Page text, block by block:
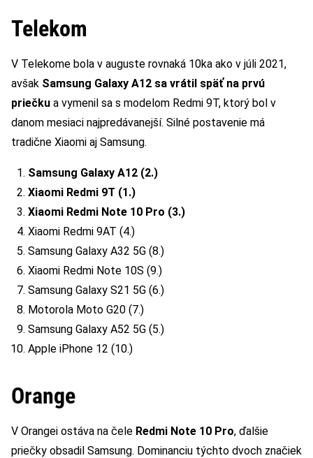
Telekom
V Telekome bola v auguste rovnaká 10ka ako v júli 2021,
avšak Samsung Galaxy A12 sa vrátil späť na prvú
priečku a vymenil sa s modelom Redmi 9T, ktorý bol v
danom mesiaci najpredávanejší. Silné postavenie má
tradične Xiaomi aj Samsung.
Samsung Galaxy A12 (2.)
Xiaomi Redmi 9T (1.)
Xiaomi Redmi Note 10 Pro (3.)
Xiaomi Redmi 9AT (4.)
Samsung Galaxy A32 5G (8.)
Xiaomi Redmi Note 10S (9.)
Samsung Galaxy S21 5G (6.)
Motorola Moto G20 (7.)
Samsung Galaxy A52 5G (5.)
Apple iPhone 12 (10.)
Orange
V Orangei ostáva na čele Redmi Note 10 Pro, ďalšie
priečky obsadil Samsung. Dominanciu týchto dvoch značiek